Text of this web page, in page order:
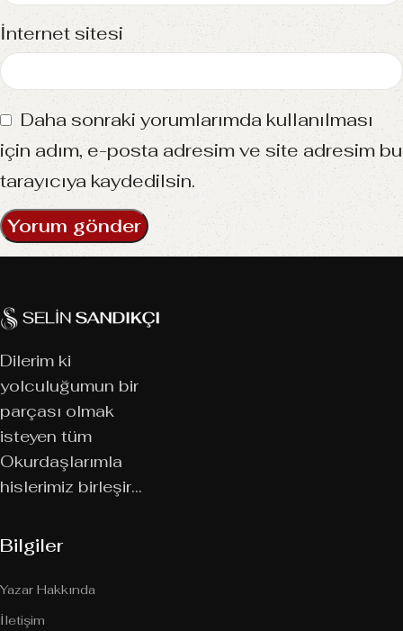
İnternet sitesi
Daha sonraki yorumlarımda kullanılması
için adım, e-posta adresim ve site adresim bu
tarayıcıya kaydedilsin.
Dilerim ki
yolculuğumun bir
parçası olmak
isteyen tüm
Okurdaşlarımla
hislerimiz birleşir…
Bilgiler
Yazar Hakkında
İletişim